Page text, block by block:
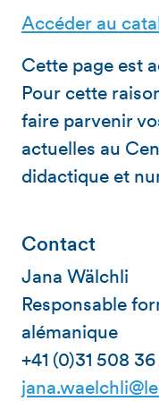
Accéder au
Cette page est
Pour cette
faire parvenir
actuelles au
didactique et
Contact
Jana Wälchli
Responsable
alémanique
+41 (0)31 508